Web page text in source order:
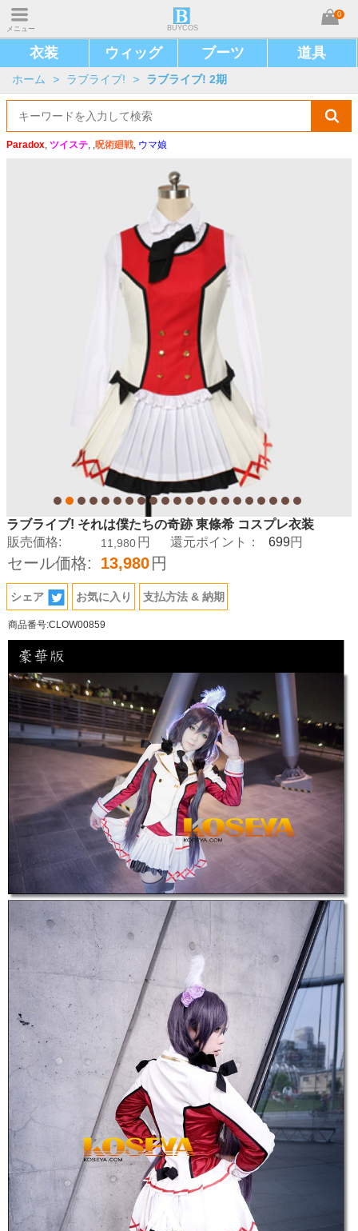
メニュー BUYCOS
0
衣装 ウィッグ ブーツ 道具
ホーム > ラブライブ! > ラブライブ! 2期
Paradox, ツイステ, ,呪術廻戦, ウマ娘
ラブライブ! それは僕たちの奇跡 東條希 コスプレ衣装
販売価格:
11,980 円 還元ポイント： 699円
セール価格: 13,980 円
シェア お気に入り 支払方法 & 納期
商品番号:CLOW00859